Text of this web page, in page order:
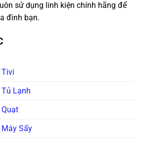
sử dụng linh kiện chính hãng để
đình bạn.
Tivi
Lạnh
Sấy